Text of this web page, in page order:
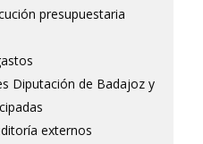
presupuestaria
Diputación de Badajoz y
externos